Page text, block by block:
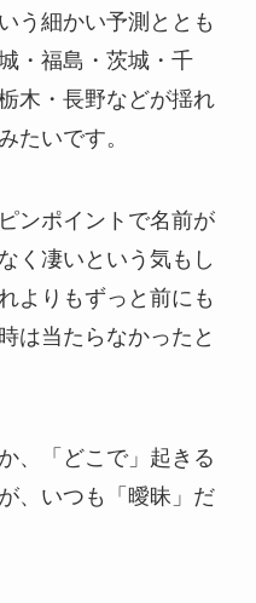
う細かい予測ととも
・福島・茨城・千
木・長野などが揺れ
たいです。
ンポイントで名前が
く凄いという気もし
よりもずっと前にも
は当たらなかったと
、「どこで」起きる
、いつも「曖昧」だ